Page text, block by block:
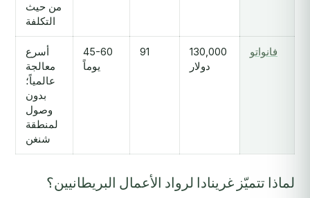
من حيث
التكلفة
فانواتو
130,000
دولار
91
45-60
يوماً
أسرع
معالجة
عالمياً؛
بدون
وصول
لمنطقة
شنغن
لماذا تتميّز غرينادا لرواد الأعمال البريطانيين؟